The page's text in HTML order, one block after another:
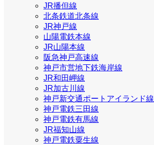
JR播但線
北条鉄道北条線
JR神戸線
山陽電鉄本線
JR山陽本線
阪急神戸高速線
神戸市営地下鉄海岸線
JR和田岬線
JR加古川線
神戸新交通ポートアイランド線
神戸電鉄三田線
神戸電鉄有馬線
JR福知山線
神戸電鉄粟生線